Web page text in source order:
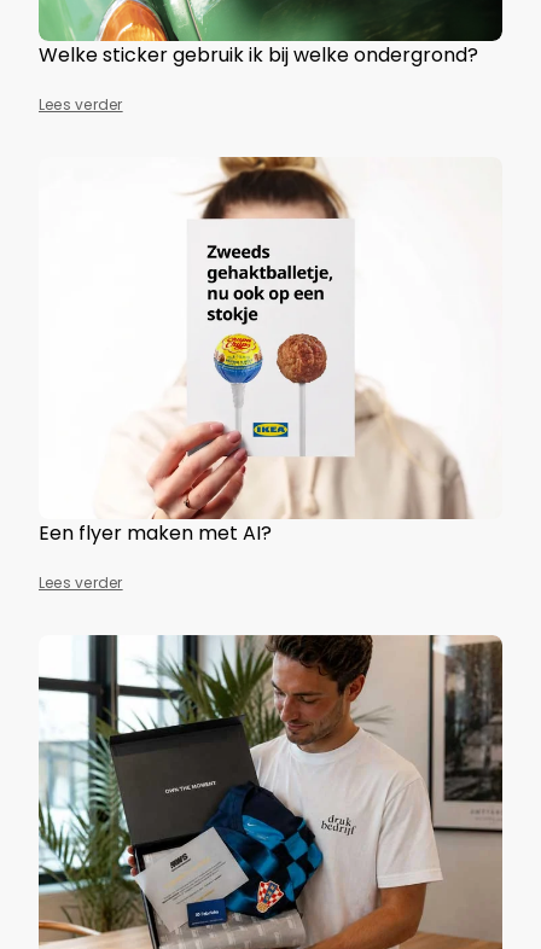
Welke sticker gebruik ik bij welke ondergrond?
Lees verder
Een flyer maken met AI?
Lees verder